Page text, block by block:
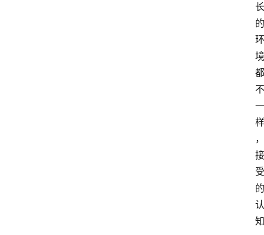
长
的
环
境
都
不
一
样
，
接
受
的
认
知